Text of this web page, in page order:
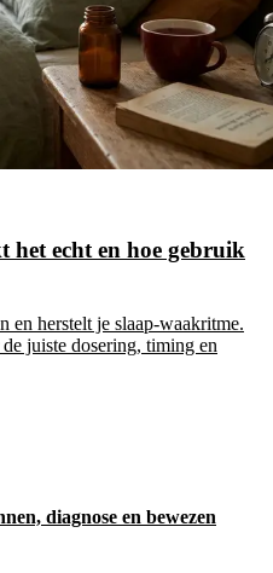
het echt en hoe gebruik
en herstelt je slaap-waakritme.
juiste dosering, timing en
diagnose en bewezen